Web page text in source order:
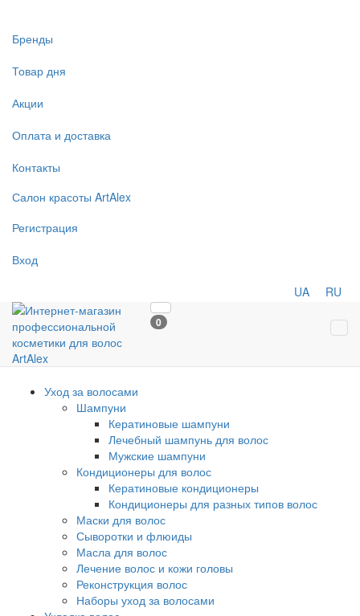
Бренды
Товар дня
Акции
Оплата и доставка
Контакты
Салон красоты ArtAlex
Регистрация
Вход
UA RU
0
Уход за волосами
Шампуни
Кератиновые шампуни
Лечебный шампунь для волос
Мужские шампуни
Кондиционеры для волос
Кератиновые кондиционеры
Кондиционеры для разных типов волос
Маски для волос
Сыворотки и флюиды
Масла для волос
Лечение волос и кожи головы
Реконструкция волос
Наборы уход за волосами